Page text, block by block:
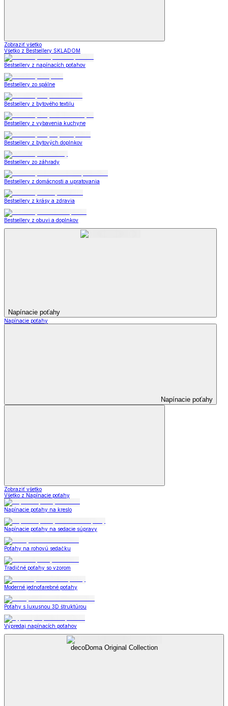
Zobraziť všetko
Všetko z Bestsellery SKLADOM
Bestsellery z napínacích poťahov
Bestsellery zo spálne
Bestsellery z bytového textilu
Bestsellery z vybavenia kuchyne
Bestsellery z bytových doplnkov
Bestsellery zo záhrady
Bestsellery z domácnosti a upratovania
Bestsellery z krásy a zdravia
Bestsellery z obuvi a doplnkov
Napínacie poťahy
Napínacie poťahy
Napínacie poťahy
Zobraziť všetko
Všetko z Napínacie poťahy
Napínacie poťahy na kreslo
Napínacie poťahy na sedacie súpravy
Poťahy na rohovú sedačku
Tradičné poťahy so vzorom
Moderné jednofarebné poťahy
Poťahy s luxusnou 3D štruktúrou
Výpredaj napínacích poťahov
decoDoma Original Collection